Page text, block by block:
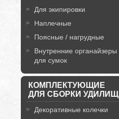
Для экипировки
Наплечные
Поясные / нагрудные
Внутренние органайзеры
для сумок
КОМПЛЕКТУЮЩИЕ
ДЛЯ СБОРКИ УДИЛИЩ
Декоративные колечки